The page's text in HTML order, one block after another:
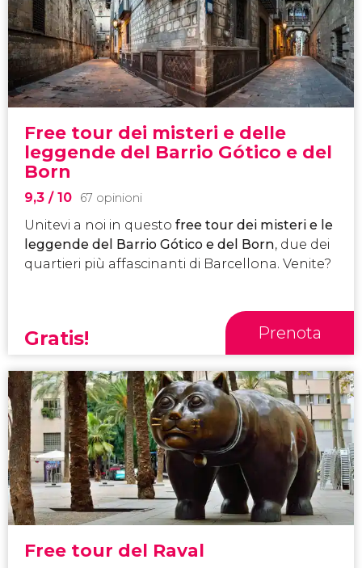
Free tour dei misteri e delle
leggende del Barrio Gótico e del
Born
9,3 / 10 67 opinioni
Unitevi a noi in questo free tour dei misteri e le
leggende del Barrio Gótico e del Born, due dei
quartieri più affascinanti di Barcellona. Venite?
Gratis! Prenota
Free tour del Raval